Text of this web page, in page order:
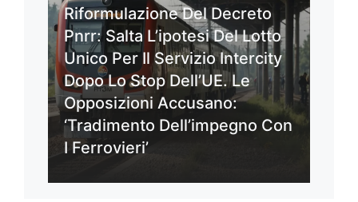
Riformulazione Del Decreto
Pnrr: Salta L’ipotesi Del Lotto
Unico Per Il Servizio Intercity
Dopo Lo Stop Dell’UE. Le
Opposizioni Accusano:
‘Tradimento Dell’impegno Con
I Ferrovieri’